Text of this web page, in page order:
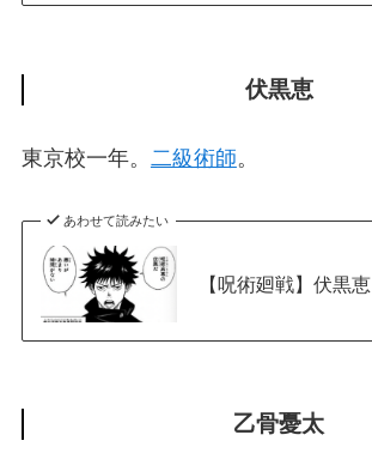
伏黒恵
東京校一年。 二級術師。
あわせて読みたい
【呪術廻戦】伏黒恵
乙骨憂太